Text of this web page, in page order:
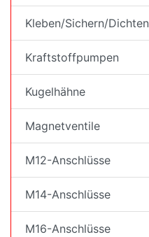
Kleben/Sichern/Dichten
Kraftstoffpumpen
Kugelhähne
Magnetventile
M12-Anschlüsse
M14-Anschlüsse
M16-Anschlüsse